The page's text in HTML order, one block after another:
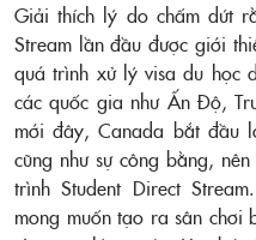
Giải thích lý do chấm dứt
Stream lần đầu được giới
quá trình xử lý visa du học
các quốc gia như Ấn Độ,
mới đây, Canada bắt đầu
cũng như sự công bằng,
trình Student Direct
mong muốn tạo ra sân chơi